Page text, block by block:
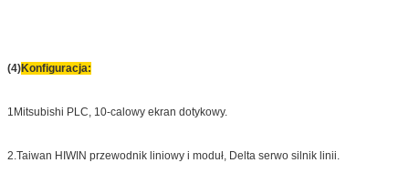
(4)Konfiguracja:
1Mitsubishi PLC, 10-calowy ekran dotykowy.
2.Taiwan HIWIN przewodnik liniowy i moduł, Delta serwo silnik linii.